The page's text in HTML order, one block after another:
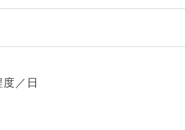
／日